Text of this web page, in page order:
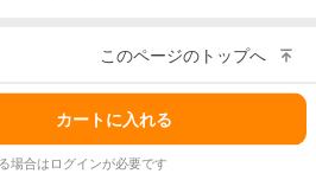
このページのトップへ
カートに入れる
場合はログインが必要です